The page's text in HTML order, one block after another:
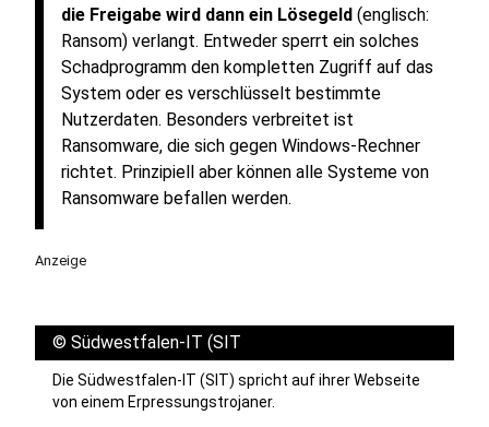
die Freigabe wird dann ein Lösegeld (englisch:
Ransom) verlangt. Entweder sperrt ein solches
Schadprogramm den kompletten Zugriff auf das
System oder es verschlüsselt bestimmte
Nutzerdaten. Besonders verbreitet ist
Ransomware, die sich gegen Windows-Rechner
richtet. Prinzipiell aber können alle Systeme von
Ransomware befallen werden.
Anzeige
© Südwestfalen-IT (SIT
Die Südwestfalen-IT (SIT) spricht auf ihrer Webseite
von einem Erpressungstrojaner.